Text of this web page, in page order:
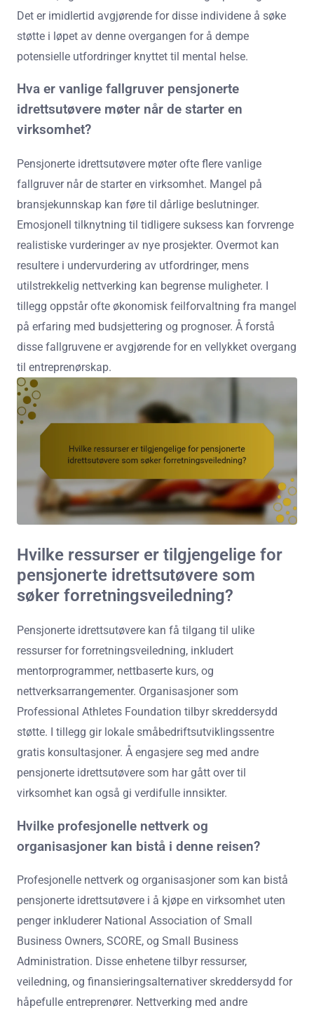
Det er imidlertid avgjørende for disse individene å søke
støtte i løpet av denne overgangen for å dempe
potensielle utfordringer knyttet til mental helse.
Hva er vanlige fallgruver pensjonerte
idrettsutøvere møter når de starter en
virksomhet?
Pensjonerte idrettsutøvere møter ofte flere vanlige
fallgruver når de starter en virksomhet. Mangel på
bransjekunnskap kan føre til dårlige beslutninger.
Emosjonell tilknytning til tidligere suksess kan forvrenge
realistiske vurderinger av nye prosjekter. Overmot kan
resultere i undervurdering av utfordringer, mens
utilstrekkelig nettverking kan begrense muligheter. I
tillegg oppstår ofte økonomisk feilforvaltning fra mangel
på erfaring med budsjettering og prognoser. Å forstå
disse fallgruvene er avgjørende for en vellykket overgang
til entreprenørskap.
Hvilke ressurser er tilgjengelige for
pensjonerte idrettsutøvere som
søker forretningsveiledning?
Pensjonerte idrettsutøvere kan få tilgang til ulike
ressurser for forretningsveiledning, inkludert
mentorprogrammer, nettbaserte kurs, og
nettverksarrangementer. Organisasjoner som
Professional Athletes Foundation tilbyr skreddersydd
støtte. I tillegg gir lokale småbedriftsutviklingssentre
gratis konsultasjoner. Å engasjere seg med andre
pensjonerte idrettsutøvere som har gått over til
virksomhet kan også gi verdifulle innsikter.
Hvilke profesjonelle nettverk og
organisasjoner kan bistå i denne reisen?
Profesjonelle nettverk og organisasjoner som kan bistå
pensjonerte idrettsutøvere i å kjøpe en virksomhet uten
penger inkluderer National Association of Small
Business Owners, SCORE, og Small Business
Administration. Disse enhetene tilbyr ressurser,
veiledning, og finansieringsalternativer skreddersydd for
håpefulle entreprenører. Nettverking med andre